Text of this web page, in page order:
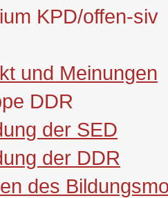
KPD/offen-siv
und Meinungen
DDR
der SED
der DDR
des